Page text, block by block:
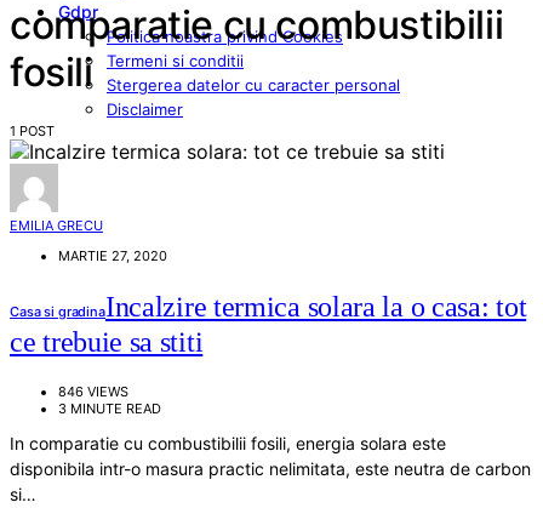
Gdpr
Politica noastra privind Cookies
Termeni si conditii
Stergerea datelor cu caracter personal
Disclaimer
comparatie cu combustibilii
fosili
1 POST
EMILIA GRECU
MARTIE 27, 2020
Casa si gradinaIncalzire termica solara la o casa: tot
ce trebuie sa stiti
846 VIEWS
3 MINUTE READ
In comparatie cu combustibilii fosili, energia solara este
disponibila intr-o masura practic nelimitata, este neutra de carbon
si…